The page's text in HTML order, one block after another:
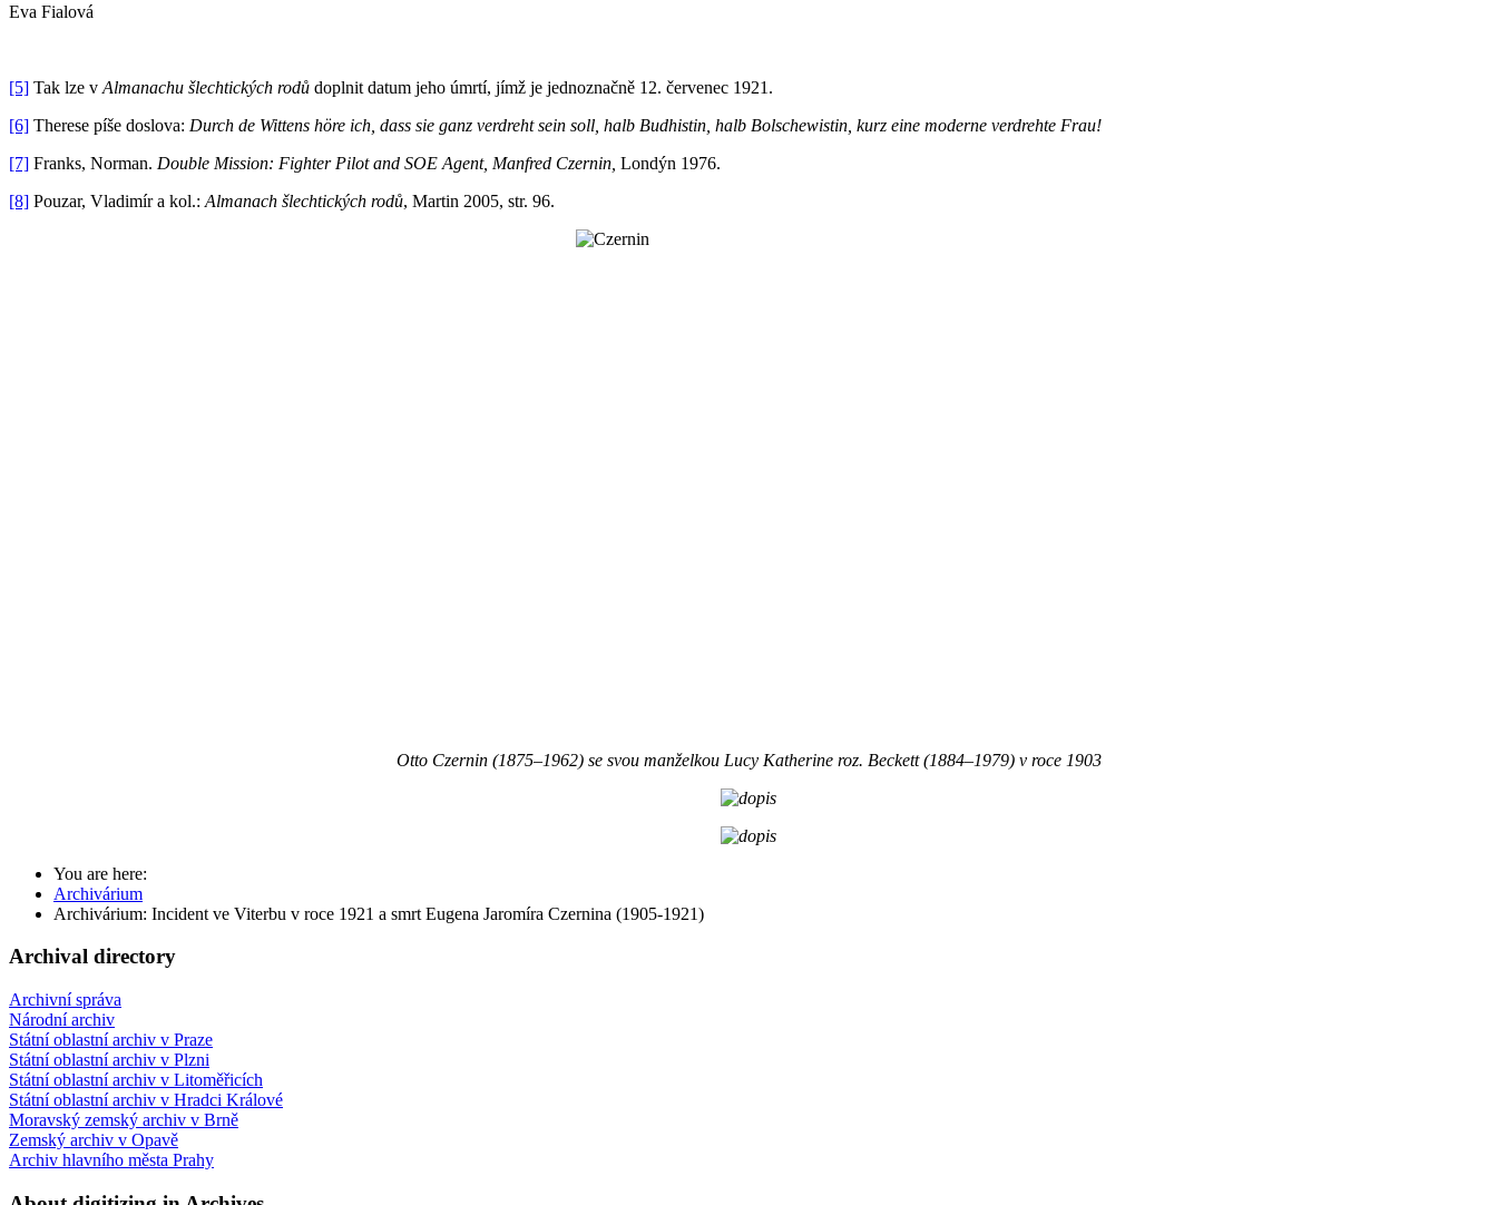
Eva Fialová
[5] Tak lze v Almanachu šlechtických rodů doplnit datum jeho úmrtí, jímž je jednoznačně 12. červenec 1921.
[6] Therese píše doslova: Durch de Wittens höre ich, dass sie ganz verdreht sein soll, halb Budhistin, halb Bolschewistin, kurz eine moderne verdrehte Frau!
[7] Franks, Norman. Double Mission: Fighter Pilot and SOE Agent, Manfred Czernin, Londýn 1976.
[8] Pouzar, Vladimír a kol.: Almanach šlechtických rodů, Martin 2005, str. 96.
Otto Czernin (1875–1962) se svou manželkou Lucy Katherine roz. Beckett (1884–1979) v roce 1903
You are here:
Archivárium
Archivárium: Incident ve Viterbu v roce 1921 a smrt Eugena Jaromíra Czernina (1905-1921)
Archival directory
Archivní správa
Národní archiv
Státní oblastní archiv v Praze
Státní oblastní archiv v Plzni
Státní oblastní archiv v Litoměřicích
Státní oblastní archiv v Hradci Králové
Moravský zemský archiv v Brně
Zemský archiv v Opavě
Archiv hlavního města Prahy